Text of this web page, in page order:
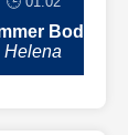
Body
Helena